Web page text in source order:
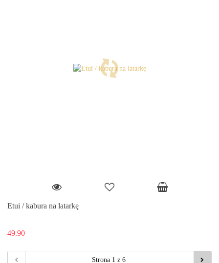
Etui / kabura na latarkę
49.90